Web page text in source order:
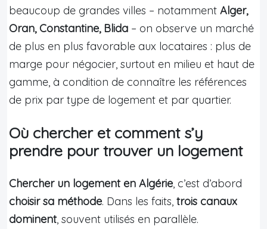
beaucoup de grandes villes – notamment Alger,
Oran, Constantine, Blida – on observe un marché
de plus en plus favorable aux locataires : plus de
marge pour négocier, surtout en milieu et haut de
gamme, à condition de connaître les références
de prix par type de logement et par quartier.
Où chercher et comment s’y
prendre pour trouver un logement
Chercher un logement en Algérie, c’est d’abord
choisir sa méthode. Dans les faits, trois canaux
dominent, souvent utilisés en parallèle.